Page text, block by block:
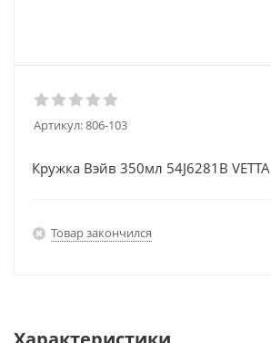
Артикул:806-103
Кружка Вэйв 350мл 54J6281В VETTA
Товар закончился